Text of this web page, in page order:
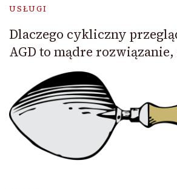
USŁUGI
Dlaczego cykliczny
AGD to mądre rozwiązanie,